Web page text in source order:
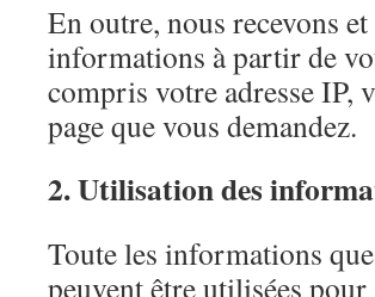
En outre, nous recevons
informations à partir de
compris votre adresse IP,
page que vous demandez.
2. Utilisation des
Toute les informations
peuvent être utilisées pour